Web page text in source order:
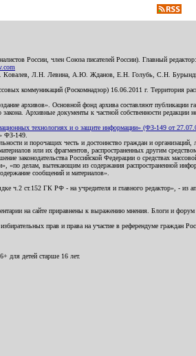
России, член Союза писателей России). Главный
Ковалев, Л.Н. Левина, А.Ю. Жданов, Е.Н. Голубь, С.Н.
коммуникаций (Роскомнадзор) 16.06.2011 г. Территория
архивов». Основной фонд архива составляют публикации
Архивные документы к частной собственности редакции
технологиях и о защите информации» (ФЗ-149 от
ФЗ-149.
и порочащих честь и достоинство граждан и
или их фрагментов, распространенных другим
законодательства Российской Федерации о средствах
делам, вытекающим из содержания распространенной
сообщений и материалов».
ст.152 ГК РФ - на учредителя и главного редактор», - из
на сайте приравнены к выражению мнения. Блоги и
прав и права на участие в референдуме граждан
для детей старше 16 лет.